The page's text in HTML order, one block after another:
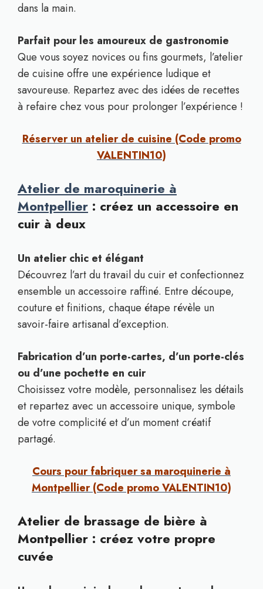
dans la main.
Parfait pour les amoureux de gastronomie
Que vous soyez novices ou fins gourmets, l’atelier
de cuisine offre une expérience ludique et
savoureuse. Repartez avec des idées de recettes
à refaire chez vous pour prolonger l’expérience !
Réserver un atelier de cuisine (Code promo
VALENTIN10)
Atelier de maroquinerie à
Montpellier : créez un accessoire en
cuir à deux
Un atelier chic et élégant
Découvrez l’art du travail du cuir et confectionnez
ensemble un accessoire raffiné. Entre découpe,
couture et finitions, chaque étape révèle un
savoir-faire artisanal d’exception.
Fabrication d’un porte-cartes, d’un porte-clés
ou d’une pochette en cuir
Choisissez votre modèle, personnalisez les détails
et repartez avec un accessoire unique, symbole
de votre complicité et d’un moment créatif
partagé.
Cours pour fabriquer sa maroquinerie à
Montpellier (Code promo VALENTIN10)
Atelier de brassage de bière à
Montpellier : créez votre propre
cuvée